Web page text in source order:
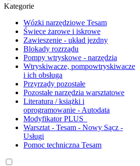
Kategorie
Wózki narzędziowe Tesam
Świece żarowe i iskrowe
Zawieszenie - układ jezdny
Blokady rozrządu
Pompy wtryskowe - narzędzia
Wtryskiwacze, pompowtryskiwacze
i ich obsługa
Przyrządy pozostałe
Pozostałe narzędzia warsztatowe
Literatura / książki i
oprogramowanie - Autodata
Modyfikator PLUS
Warsztat - Tesam - Nowy Sącz -
Usługi
Pomoc techniczna Tesam